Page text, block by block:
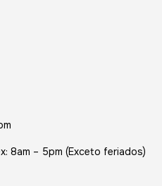
8am – 5pm (Exceto feriados)